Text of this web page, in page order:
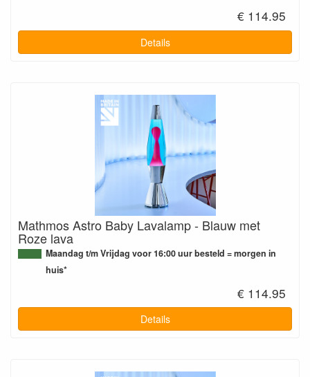
€ 114.95
Details
Mathmos Astro Baby Lavalamp - Blauw met
Roze lava
Maandag t/m Vrijdag voor 16:00 uur besteld = morgen in
huis*
€ 114.95
Details